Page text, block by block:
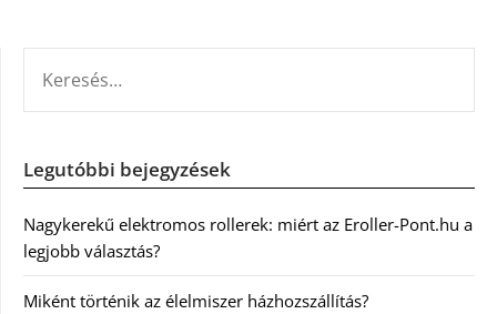
Legutóbbi bejegyzések
Nagykerekű elektromos rollerek: miért az Eroller-Pont.hu a
legjobb választás?
Miként történik az élelmiszer házhozszállítás?